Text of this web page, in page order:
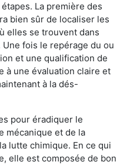
La première des
bien sûr de localiser les
elles se trouvent dans
fois le repérage du ou
et une qualification de
à une évaluation claire et
à la dés-
pour éradiquer le
mécanique et de la
lutte chimique. En ce qui
elle est composée de bon